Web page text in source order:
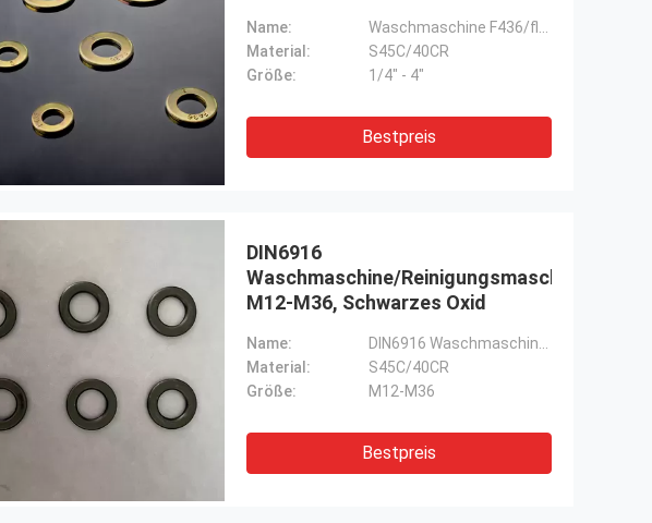
Name:
Waschmaschine F436/flache Waschmaschine
Material:
S45C/40CR
Größe:
1/4" - 4"
Bestpreis
DIN6916
Waschmaschine/Reinigungsmaschine,
M12-M36, Schwarzes Oxid
Name:
DIN6916 Waschmaschine/Gleichwaschmaschine
Material:
S45C/40CR
Größe:
M12-M36
Bestpreis